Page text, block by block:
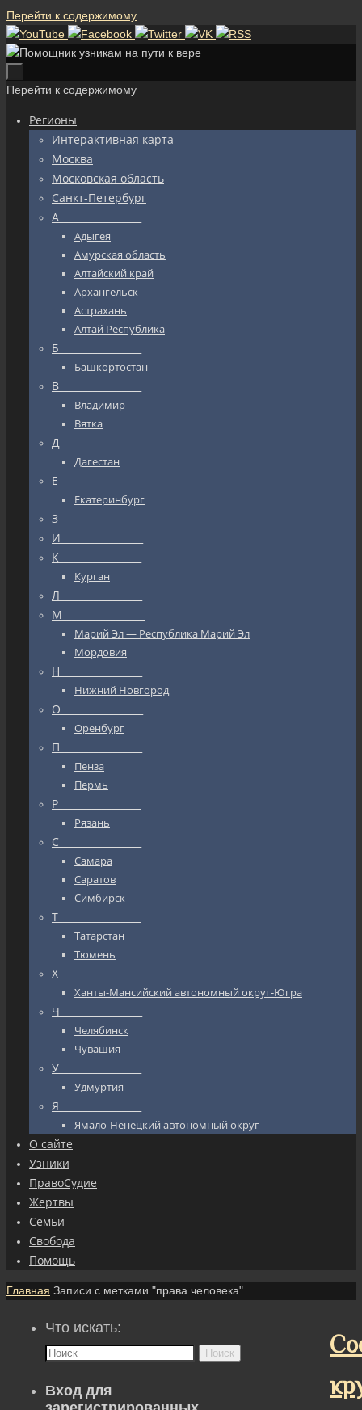
Перейти к содержимому
Перейти к содержимому
Регионы
Интерактивная карта
Москва
Московская область
Санкт-Петербург
А_________________
Адыгея
Амурская область
Алтайский край
Архангельск
Астрахань
Алтай Республика
Б_________________
Башкортостан
В_________________
Владимир
Вятка
Д_________________
Дагестан
Е_________________
Екатеринбург
З_________________
И_________________
К_________________
Курган
Л_________________
М_________________
Марий Эл — Республика Марий Эл
Мордовия
Н_________________
Нижний Новгород
О_________________
Оренбург
П_________________
Пенза
Пермь
Р_________________
Рязань
С_________________
Самара
Саратов
Симбирск
Т_________________
Татарстан
Тюмень
Х_________________
Ханты-Мансийский автономный округ-Югра
Ч_________________
Челябинск
Чувашия
У_________________
Удмуртия
Я_________________
Ямало-Ненецкий автономный округ
О сайте
Узники
ПравоСудие
Жертвы
Семьи
Свобода
Помощь
Главная Записи с метками "права человека"
Что искать:
Поиск
Вход для